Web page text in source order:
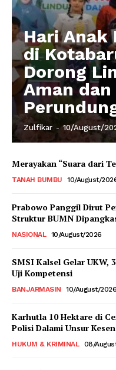
Hari Anak
di
Dorong
Aman dan
Zulfikar - 10/August/
Merayakan “Suara dari
TANAH BUMBU 10/August/
Prabowo Panggil Dirut
Struktur BUMN
NASIONAL 10/August/2026
SMSI Kalsel Gelar UKW,
Uji Kompetensi
BANJARMASIN 10/August/2026
Karhutla 10 Hektare di
Polisi Dalami Unsur
HUKUM & KRIMINAL 08/